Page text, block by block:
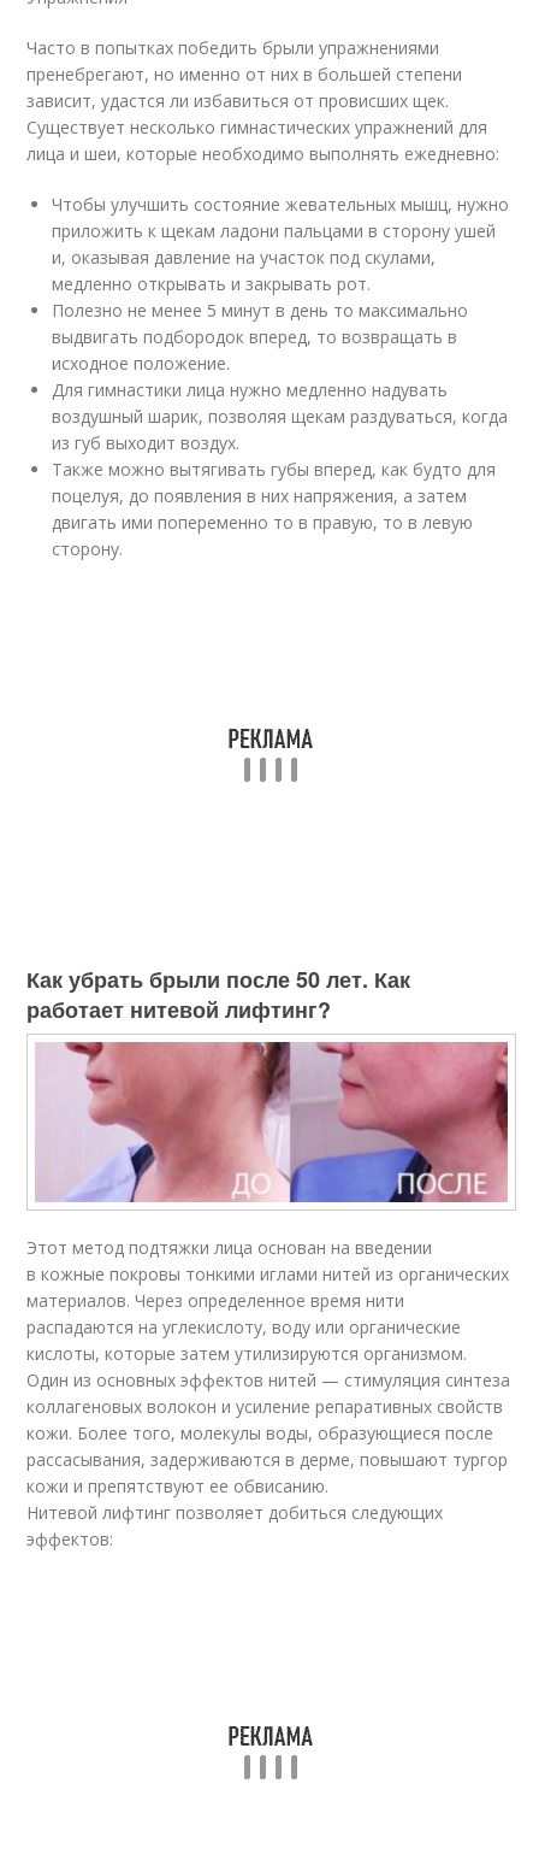
Часто в попытках победить брыли упражнениями
пренебрегают, но именно от них в большей степени
зависит, удастся ли избавиться от провисших щек.
Существует несколько гимнастических упражнений для
лица и шеи, которые необходимо выполнять ежедневно:
Чтобы улучшить состояние жевательных мышц, нужно
приложить к щекам ладони пальцами в сторону ушей
и, оказывая давление на участок под скулами,
медленно открывать и закрывать рот.
Полезно не менее 5 минут в день то максимально
выдвигать подбородок вперед, то возвращать в
исходное положение.
Для гимнастики лица нужно медленно надувать
воздушный шарик, позволяя щекам раздуваться, когда
из губ выходит воздух.
Также можно вытягивать губы вперед, как будто для
поцелуя, до появления в них напряжения, а затем
двигать ими попеременно то в правую, то в левую
сторону.
Как убрать брыли после 50 лет. Как
работает нитевой лифтинг?
Этот метод подтяжки лица основан на введении
в кожные покровы тонкими иглами нитей из органических
материалов. Через определенное время нити
распадаются на углекислоту, воду или органические
кислоты, которые затем утилизируются организмом.
Один из основных эффектов нитей — стимуляция синтеза
коллагеновых волокон и усиление репаративных свойств
кожи. Более того, молекулы воды, образующиеся после
рассасывания, задерживаются в дерме, повышают тургор
кожи и препятствуют ее обвисанию.
Нитевой лифтинг позволяет добиться следующих
эффектов: